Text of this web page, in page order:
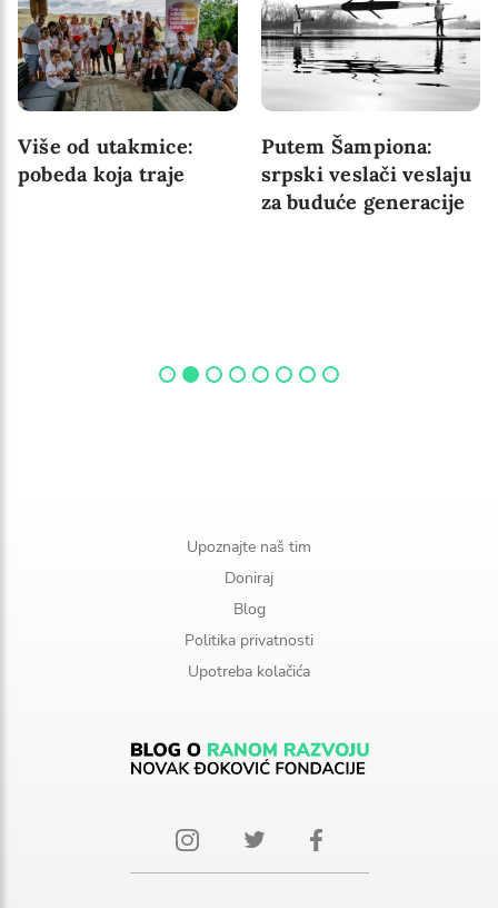
Više od utakmice:
pobeda koja traje
Putem Šampiona:
srpski veslači veslaju
za buduće generacije
Upoznajte naš tim
Doniraj
Blog
Politika privatnosti
Upotreba kolačića